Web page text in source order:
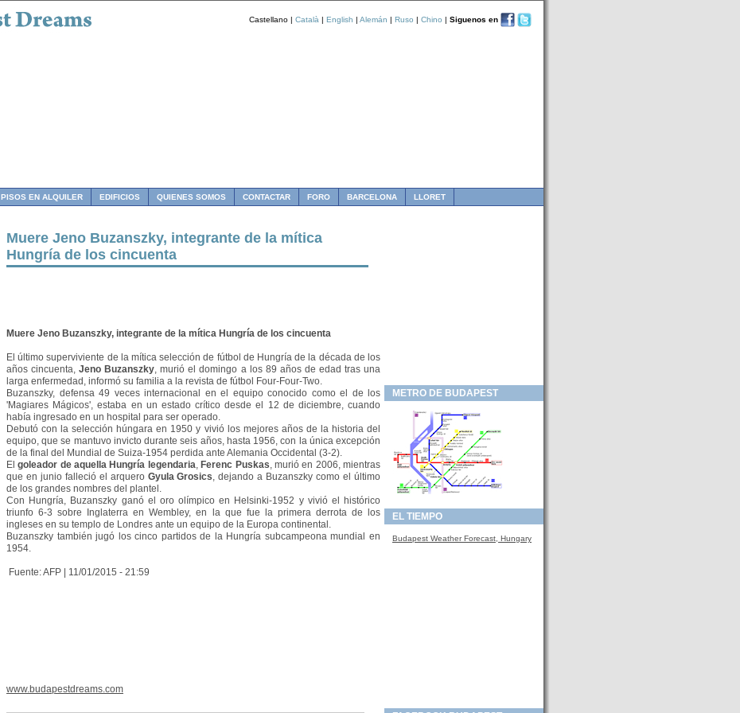
Castellano | Català | English | Alemán | Ruso | Chino | Siguenos en
PISOS EN ALQUILER EDIFICIOS QUIENES SOMOS CONTACTAR FORO BARCELONA LLORET
Muere Jeno Buzanszky, integrante de la mítica
Hungría de los cincuenta
Muere Jeno Buzanszky, integrante de la mítica Hungría de los cincuenta
El último superviviente de la mítica selección de fútbol de Hungría de la década de los
años cincuenta,Jeno Buzanszky, murió el domingo a los 89 años de edad tras una
larga enfermedad, informó su familia a la revista de fútbol Four-Four-Two.
Buzanszky, defensa 49 veces internacional en el equipo conocido como el de los
'Magiares Mágicos', estaba en un estado crítico desde el 12 de diciembre, cuando
había ingresado en un hospital para ser operado.
Debutó con la selección húngara en 1950 y vivió los mejores años de la historia del
equipo, que se mantuvo invicto durante seis años, hasta 1956, con la única excepción
de la final del Mundial de Suiza-1954 perdida ante Alemania Occidental (3-2).
Elgoleador de aquella Hungría legendaria, Ferenc Puskas, murió en 2006, mientras
que en junio falleció el arquero Gyula Grosics, dejando a Buzanszky como el último
de los grandes nombres del plantel.
Con Hungría, Buzanszky ganó el oro olímpico en Helsinki-1952 y vivió el histórico
triunfo 6-3 sobre Inglaterra en Wembley, en la que fue la primera derrota de los
ingleses en su templo de Londres ante un equipo de la Europa continental.
Buzanszky también jugó los cinco partidos de la Hungría subcampeona mundial en
1954.
Fuente: AFP | 11/01/2015 - 21:59
www.budapestdreams.com
METRO DE BUDAPEST
EL TIEMPO
Budapest Weather Forecast, Hungary